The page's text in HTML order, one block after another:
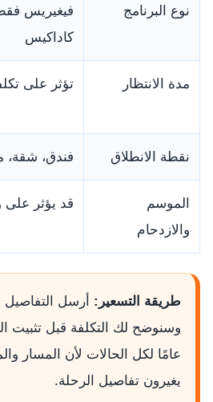
نوع البرنامج
فيغيريس
كاداكيس
مدة الانتظار تؤثر على
نقطة الانطلاق فندق، شقة،
الموسم
والازدحام
قد يؤثر على
طريقة التسعير: أرسل
وسنوضح لك التكلفة قبل تثبيت
عامًا لكل الحالات لأن المسار
يغيرون تفاصيل الرحلة.